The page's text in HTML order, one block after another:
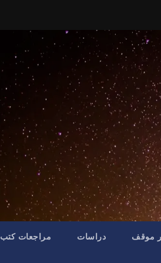
موقف دراسات مراجعات كتب